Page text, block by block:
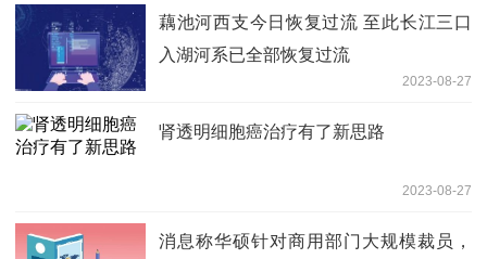
藕池河西支今日恢复过流 至此长江三口
入湖河系已全部恢复过流
2023-08-27
肾透明细胞癌治疗有了新思路
2023-08-27
消息称华硕针对商用部门大规模裁员，